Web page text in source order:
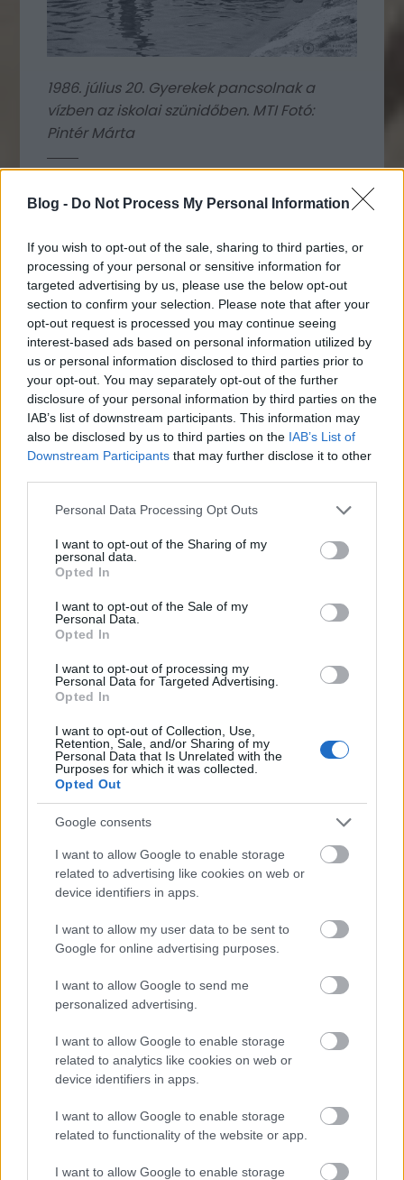
Blog - Do Not Process My Personal Information
If you wish to opt-out of the sale, sharing to third parties, or
processing of your personal or sensitive information for
targeted advertising by us, please use the below opt-out
section to confirm your selection. Please note that after your
opt-out request is processed you may continue seeing
interest-based ads based on personal information utilized by
us or personal information disclosed to third parties prior to
your opt-out. You may separately opt-out of the further
disclosure of your personal information by third parties on the
IAB’s list of downstream participants. This information may
also be disclosed by us to third parties on the IAB’s List of
Downstream Participants that may further disclose it to other
Please note that this website/app uses one or more Google
not limited to your visit or usage behaviour. You may click to
grant or deny consent to Google and its third-party tags to
use your data for below specified purposes in below Google
consent section.
Personal Data Processing Opt Outs
I want to opt-out of the Sharing of my
personal data.
Opted In
I want to opt-out of the Sale of my
Personal Data.
Opted In
I want to opt-out of processing my
Personal Data for Targeted Advertising.
Opted In
I want to opt-out of Collection, Use,
Retention, Sale, and/or Sharing of my
Personal Data that Is Unrelated with the
Purposes for which it was collected.
Opted Out
Google consents
I want to allow Google to enable storage
related to advertising like cookies on web or
device identifiers in apps.
I want to allow my user data to be sent to
Google for online advertising purposes.
I want to allow Google to send me
personalized advertising.
I want to allow Google to enable storage
related to analytics like cookies on web or
device identifiers in apps.
I want to allow Google to enable storage
related to functionality of the website or app.
I want to allow Google to enable storage
1986. július 20. Gyerekek pancsolnak a
vízben az iskolai szünidőben. MTI Fotó:
Pintér Márta
1989. június 29. Gördeszkás fiú telefonál egy
1963. július 10. Zalaegerszeg. Gyerekek
játszanak a malomárokban a Böhm-
György